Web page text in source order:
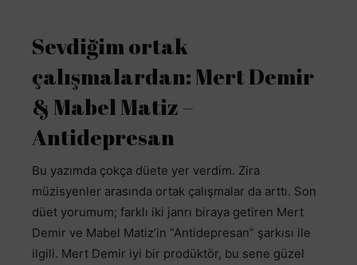
Sevdiğim ortak
çalışmalardan: Mert Demir
& Mabel Matiz –
Antidepresan
Bu yazımda çokça düete yer verdim. Zira
müzisyenler arasında ortak çalışmalar da arttı. Son
düet yorumum; farklı iki janrı biraya getiren Mert
Demir ve Mabel Matiz’in “Antidepresan” şarkısı ile
ilgili. Mert Demir iyi bir prodüktör, bu sene güzel